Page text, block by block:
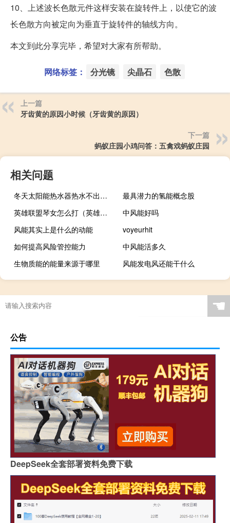
10、上述波长色散元件这样安装在旋转件上，以使它的波
长色散方向被定向为垂直于旋转件的轴线方向。
本文到此分享完毕，希望对大家有所帮助。
网络标签： 分光镜 尖晶石 色散
上一篇
牙齿黄的原因小时候（牙齿黄的原因）
下一篇
蚂蚁庄园小鸡问答：五禽戏蚂蚁庄园
相关问题
冬天太阳能热水器热水不出水怎么回事
最具潜力的氢能概念股
英雄联盟琴女怎么打（英雄联盟琴女该不该脱）
中风能好吗
风能其实上是什么的动能
voyeurhit
如何提高风险管控能力
中风能活多久
生物质能的能量来源于哪里
风能发电风还能干什么
☚
公告
DeepSeek全套部署资料免费下载